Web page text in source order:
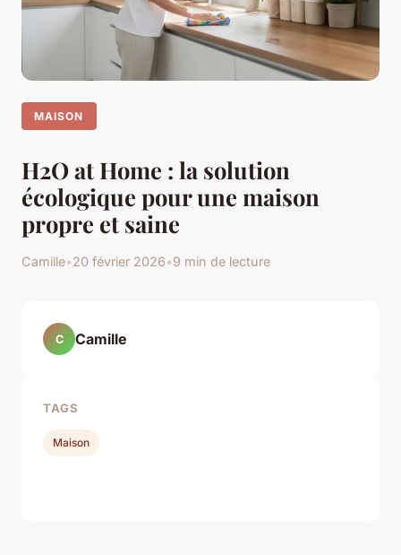
MAISON
H2O at Home : la solution
écologique pour une maison
propre et saine
Camille•20 février 2026•9 min de lecture
C Camille
TAGS
Maison